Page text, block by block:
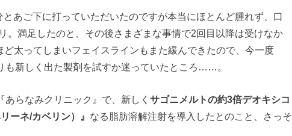
あご下に打っていただいたのですが本当にほとんど腫れず、口
。満足したのと、その後さまざまな事情で2回目以降は受けなか
太ってしまいフェイスラインもまた緩んできたので、今一度
も新しく出た製剤を試すか迷っていたところ……。
らなみクリニック』で、新しく サゴニメルトの約3倍デオキシコ
ーネ/カベリン）』 なる脂肪溶解注射を導入したとのこと、さっそ